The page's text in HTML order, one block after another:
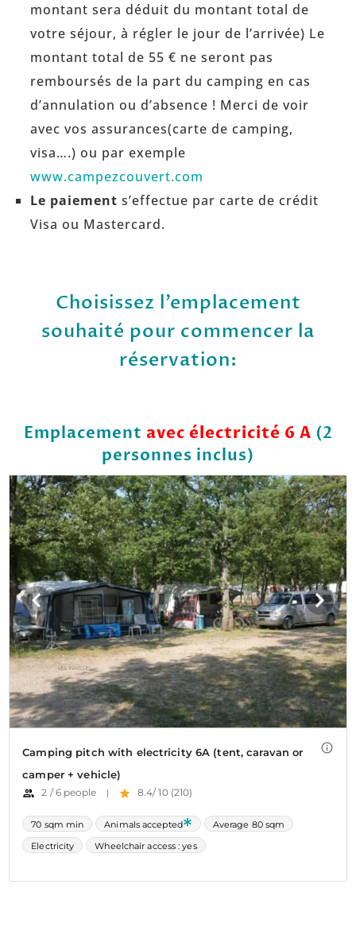
montant sera déduit du montant total de
votre séjour, à régler le jour de l’arrivée) Le
montant total de 55 € ne seront pas
remboursés de la part du camping en cas
d’annulation ou d’absence ! Merci de voir
avec vos assurances(carte de camping,
visa….) ou par exemple
www.campezcouvert.com
Le paiement s’effectue par carte de crédit
Visa ou Mastercard.
Choisissez l’emplacement
souhaité pour commencer la
réservation:
Emplacement avec électricité 6 A (2
personnes inclus)